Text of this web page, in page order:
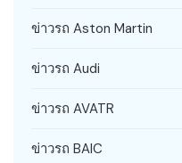
ข่าวรถ Aston Martin
ข่าวรถ Audi
ข่าวรถ AVATR
ข่าวรถ BAIC